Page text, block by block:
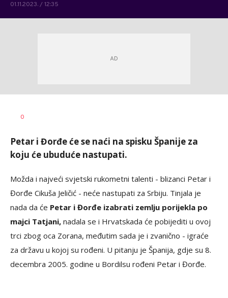
01.11.2023. / 12:35
0
Petar i Đorđe će se naći na spisku Španije za
koju će ubuduće nastupati.
Možda i najveći svjetski rukometni talenti - blizanci Petar i
Đorđe Cikuša Jeličić - neće nastupati za Srbiju. Tinjala je
nada da će Petar i Đorđe izabrati zemlju porijekla po
majci Tatjani, nadala se i Hrvatskada će pobijediti u ovoj
trci zbog oca Zorana, međutim sada je i zvanično - igraće
za državu u kojoj su rođeni. U pitanju je Španija, gdje su 8.
decembra 2005. godine u Bordilsu rođeni Petar i Đorđe.